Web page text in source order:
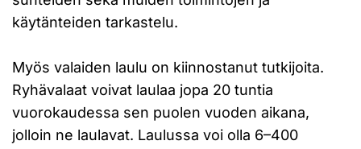
käytänteiden tarkastelu.
Myös valaiden laulu on kiinnostanut tutkijoita.
Ryhävalaat voivat laulaa jopa 20 tuntia
vuorokaudessa sen puolen vuoden aikana,
jolloin ne laulavat. Laulussa voi olla 6–400